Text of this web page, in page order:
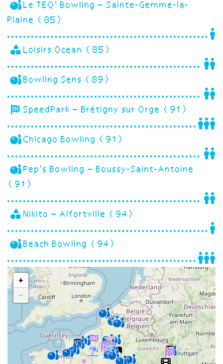
Le TEQ’ Bowling – Sainte-Gemme-la-
Plaine (85)
Loisirs Ocean (85)
Bowling Sens (89)
SpeedPark – Brétigny sur Orge (91)
Chicago Bowling (91)
Pep’s Bowling – Boussy-Saint-Antoine
(91)
Nikito – Alfortville (94)
Beach Bowling (94)
+
−